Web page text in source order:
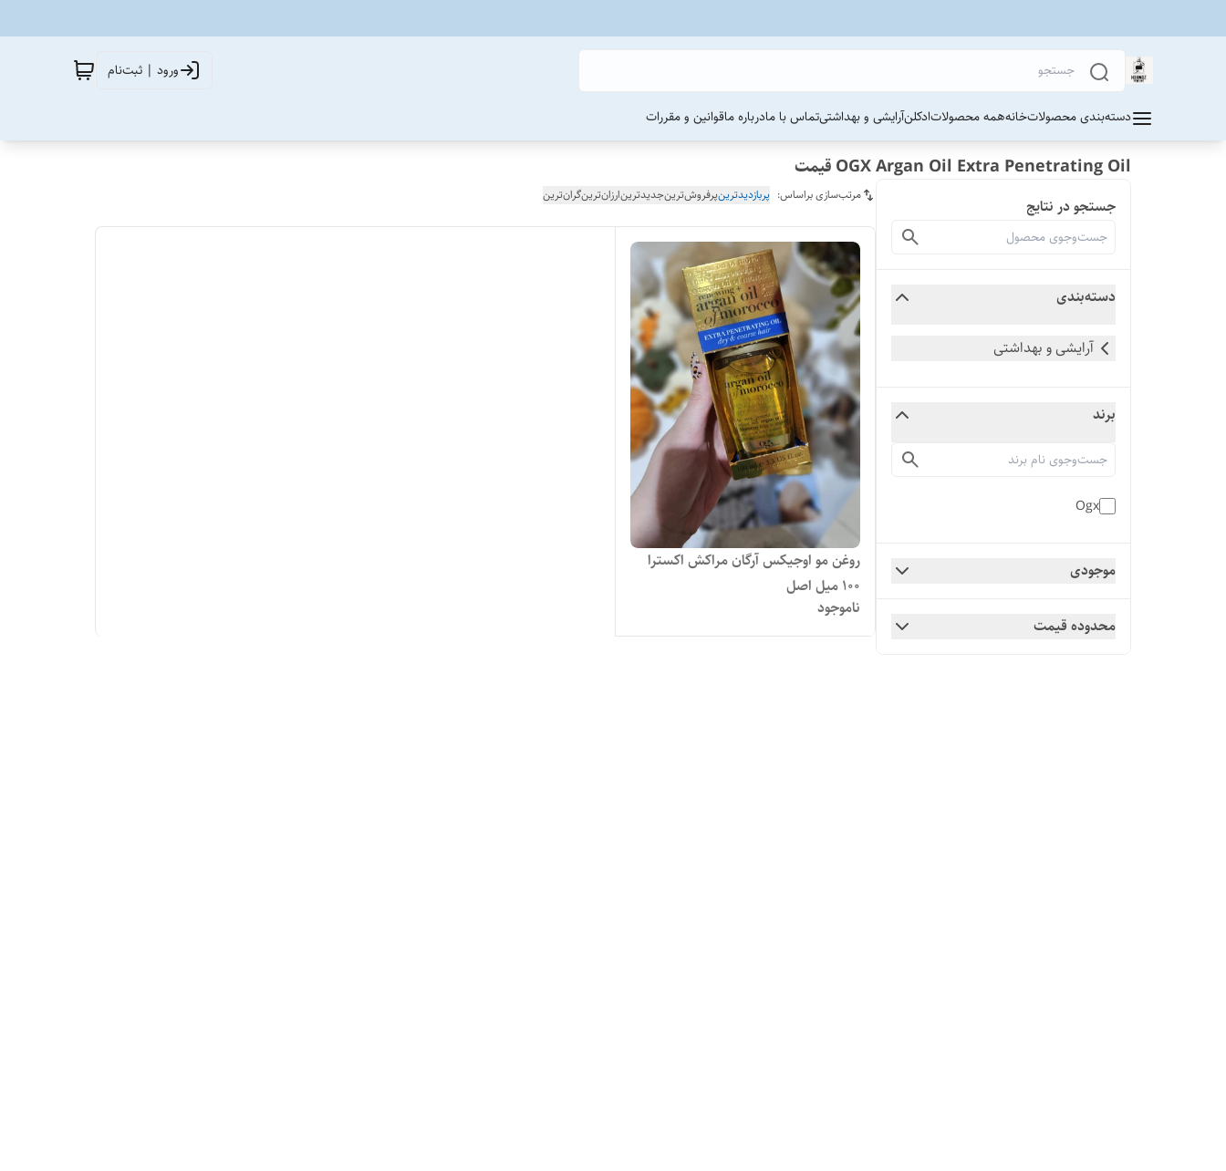
ورود | ثبت‌نام
دسته‌بندی محصولاتخانههمه محصولاتادکلنآرایشی و بهداشتیتماس با مادرباره ماقوانین و مقررات
OGX Argan Oil Extra Penetrating Oil قیمت
جستجو در نتایج
دسته‌بندی
آرایشی و بهداشتی
برند
Ogx
موجودی
محدوده قیمت
مرتب‌سازی براساس: پربازدیدترینپرفروش‌ترینجدیدترینارزان‌ترینگران‌ترین
روغن مو اوجیکس آرگان مراکش اکسترا
100 میل اصل
ناموجود